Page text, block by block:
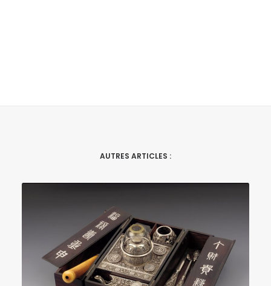
AUTRES ARTICLES :